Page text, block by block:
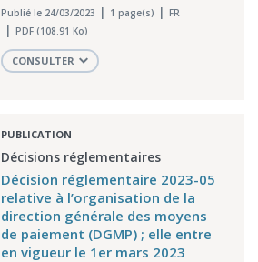
Publié le 24/03/2023 1 page(s)
FR
PDF (108.91 Ko)
CONSULTER
PUBLICATION
Décisions réglementaires
Décision réglementaire 2023-05
relative à l’organisation de la
direction générale des moyens
de paiement (DGMP) ; elle entre
en vigueur le 1er mars 2023